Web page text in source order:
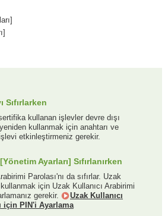
Sıfırlarken
kullanan işlevler devre dışı
kullanmak için anahtarı ve
etkinleştirmeniz gerekir.
Ayarları] Sıfırlanırken
Parolası'nı da sıfırlar. Uzak
için Uzak Kullanıcı Arabirimi
gerekir.
Uzak Kullanıcı
için PIN'i Ayarlama